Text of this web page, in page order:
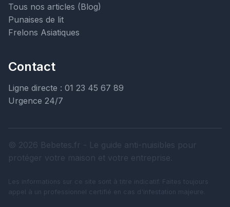
Tous nos articles (Blog)
Punaises de lit
Frelons Asiatiques
Contact
Ligne directe : 01 23 45 67 89
Urgence 24/7
© 2026 Bebetes.fr - Le guide anti-nuisibles pour
protéger votre maison et votre entreprise.
Les informations sur ce site sont à titre indicatif. Faites toujours
appel à un professionnel certifié en cas d'infestation majeure.